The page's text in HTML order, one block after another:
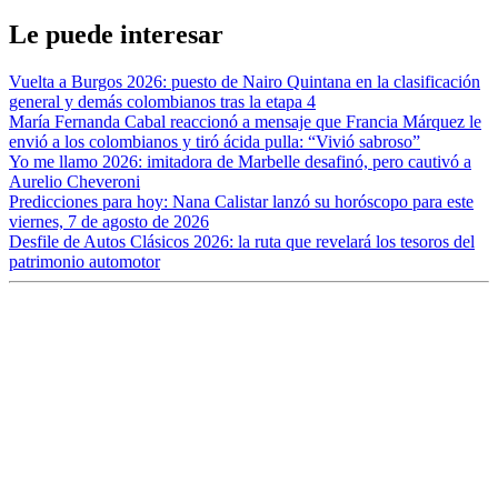
Le puede interesar
Vuelta a Burgos 2026: puesto de Nairo Quintana en la clasificación
general y demás colombianos tras la etapa 4
María Fernanda Cabal reaccionó a mensaje que Francia Márquez le
envió a los colombianos y tiró ácida pulla: “Vivió sabroso”
Yo me llamo 2026: imitadora de Marbelle desafinó, pero cautivó a
Aurelio Cheveroni
Predicciones para hoy: Nana Calistar lanzó su horóscopo para este
viernes, 7 de agosto de 2026
Desfile de Autos Clásicos 2026: la ruta que revelará los tesoros del
patrimonio automotor